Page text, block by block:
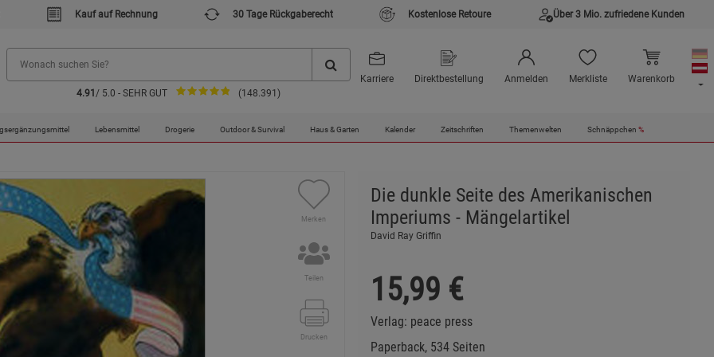
Kauf auf Rechnung 30 Tage Rückgaberecht Kostenlose Retoure Über 3 Mio. zufriedene Kunden
4.91 / 5.0 - SEHR GUT (148.391)
Karriere Direktbestellung Anmelden Merkliste Warenkorb
Lebensmittel Drogerie Outdoor & Survival Haus & Garten Kalender Zeitschriften Themenwelten Schnäppchen %
Imperiums - Mängelartikel
Merken
Teilen
Drucken
Die dunkle Seite des Amerikanischen
Imperiums - Mängelartikel
David Ray Griffin
15,99 €
Verlag: peace press
Paperback, 534 Seiten